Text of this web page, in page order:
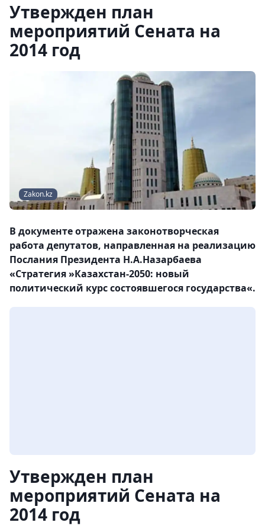
Утвержден план
мероприятий Сената на
2014 год
Zakon.kz
В документе отражена законотворческая
работа депутатов, направленная на реализацию
Послания Президента Н.А.Назарбаева
«Стратегия »Казахстан-2050: новый
политический курс состоявшегося государства«.
Утвержден план
мероприятий Сената на
2014 год